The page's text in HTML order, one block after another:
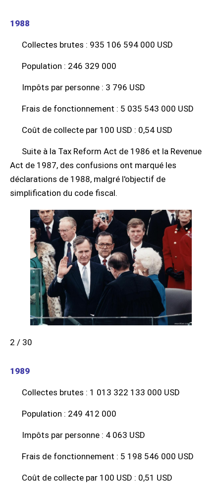
1988
Collectes brutes : 935 106 594 000 USD
Population : 246 329 000
Impôts par personne : 3 796 USD
Frais de fonctionnement : 5 035 543 000 USD
Coût de collecte par 100 USD : 0,54 USD
Suite à la Tax Reform Act de 1986 et la Revenue
Act de 1987, des confusions ont marqué les
déclarations de 1988, malgré l'objectif de
simplification du code fiscal.
2 / 30
1989
Collectes brutes : 1 013 322 133 000 USD
Population : 249 412 000
Impôts par personne : 4 063 USD
Frais de fonctionnement : 5 198 546 000 USD
Coût de collecte par 100 USD : 0,51 USD